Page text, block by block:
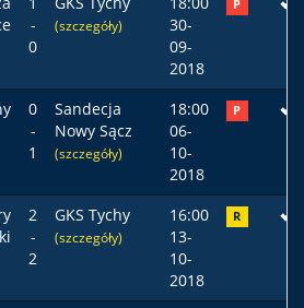
-
0
(szczegóły)
30-
09-
2018
P
0
-
1
Sandecja
Nowy Sącz
(szczegóły)
18:00
06-
10-
2018
P
2
-
2
GKS Tychy
(szczegóły)
16:00
13-
10-
2018
R